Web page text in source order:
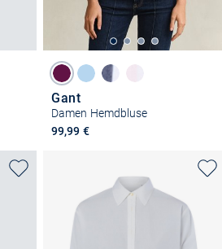
Gant
Damen Hemdbluse
99,99 €